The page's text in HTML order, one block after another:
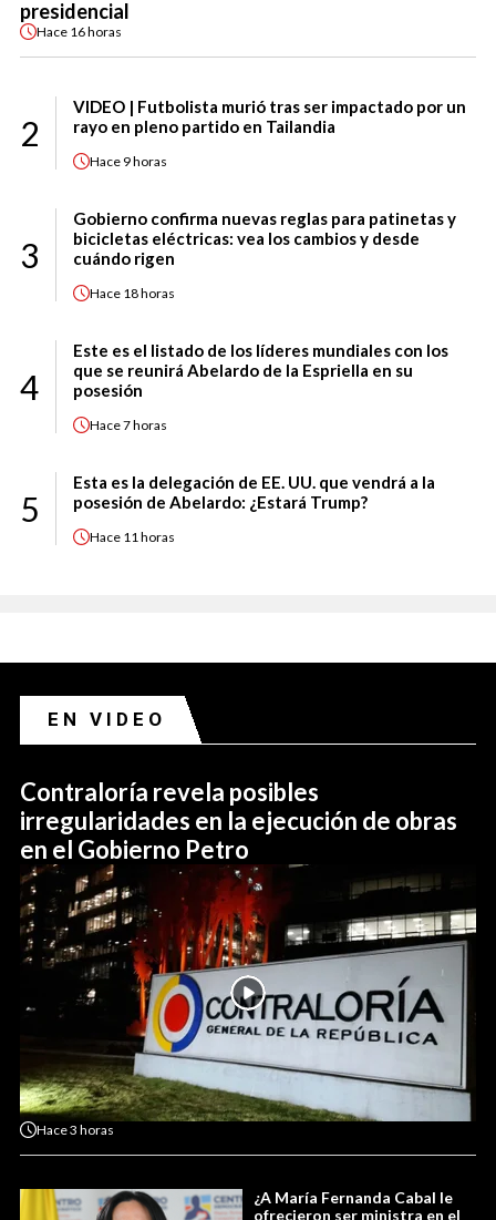
presidencial
Hace 16 horas
2
VIDEO | Futbolista murió tras ser impactado por un
rayo en pleno partido en Tailandia
Hace 9 horas
3
Gobierno confirma nuevas reglas para patinetas y
bicicletas eléctricas: vea los cambios y desde
cuándo rigen
Hace 18 horas
4
Este es el listado de los líderes mundiales con los
que se reunirá Abelardo de la Espriella en su
posesión
Hace7 horas
5
Esta es la delegación de EE. UU. que vendrá a la
posesión de Abelardo: ¿Estará Trump?
Hace 11 horas
EN VIDEO
Contraloría revela posibles
irregularidades en la ejecución de obras
en el Gobierno Petro
Hace3 horas
¿A María Fernanda Cabal le
ofrecieron ser ministra en el